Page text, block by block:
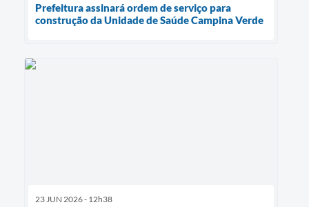
Prefeitura assinará ordem de serviço para
construção da Unidade de Saúde Campina Verde
23 JUN 2026 - 12h38